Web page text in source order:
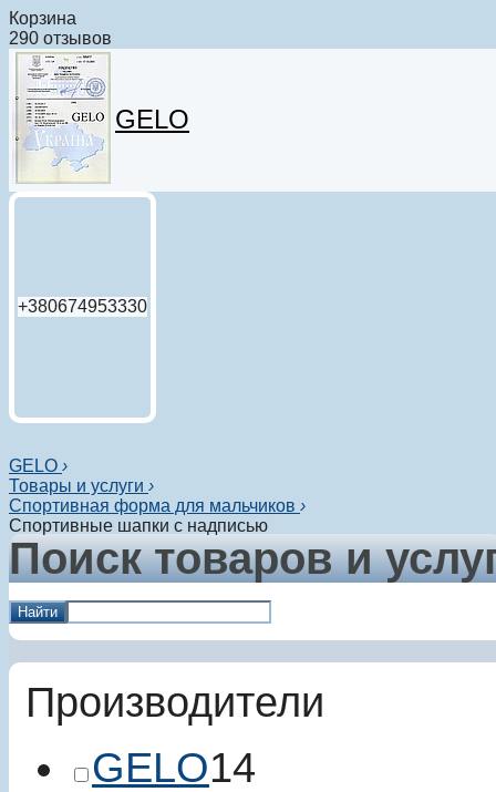
Корзина
290 отзывов
GELO
+380674953330
GELO ›
Товары и услуги ›
Спортивная форма для мальчиков ›
Спортивные шапки с надписью
Поиск товаров и
Найти
Производители
GELO14